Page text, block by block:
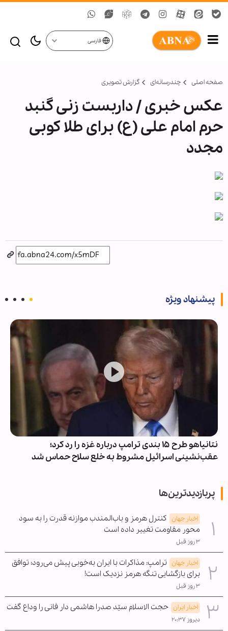
فارسی
صفحه اصلی چندرسانه‌ای گزارش تصويری
عکس خبری / داربست زنی گنبد
حرم امام علی (ع) برای طلا کوبی
مجدد
پیشنهاد ویژه
نتانیاهو طرح ۱۵ بندی ترامپ درباره غزه را رد کرد؛
عقب‌نشینی اسرائیل مشروط به خلع سلاح حماس شد
پربازدیدترین‌ها
اخبار جهان کنترل هرمز و باب‌المندب موازنه قدرت را به سود
محور مقاومت تغییر داده است
۳ روز قبل
اخبار جهان ترامپ: مذاکرات با ایران به‌خوبی پیش می‌رود؛ توافق
برای بازگشایی تنگه هرمز نزدیک است!
۳ روز قبل
اخبار ایران حجت الاسلام سیّد صدرا هاشمی دار فانی را وداع گفت
دیروز ۲۰:۳۷